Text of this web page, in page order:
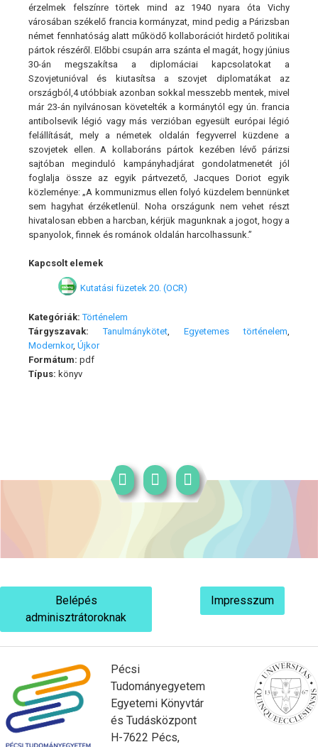
érzelmek felszínre törtek mind az 1940 nyara óta Vichy
városában székelő francia kormányzat, mind pedig a Párizsban
német fennhatóság alatt működő kollaborációt hirdető politikai
pártok részéről. Előbbi csupán arra szánta el magát, hogy június
30-án megszakítsa a diplomáciai kapcsolatokat a
Szovjetunióval és kiutasítsa a szovjet diplomatákat az
országból,4 utóbbiak azonban sokkal messzebb mentek, mivel
már 23-án nyilvánosan követelték a kormánytól egy ún. francia
antibolsevik légió vagy más verzióban egyesült európai légió
felállítását, mely a németek oldalán fegyverrel küzdene a
szovjetek ellen. A kollaboráns pártok kezében lévő párizsi
sajtóban meginduló kampányhadjárat gondolatmenetét jól
foglalja össze az egyik pártvezető, Jacques Doriot egyik
közleménye: „A kommunizmus ellen folyó küzdelem bennünket
sem hagyhat érzéketlenül. Noha országunk nem vehet részt
hivatalosan ebben a harcban, kérjük magunknak a jogot, hogy a
spanyolok, finnek és románok oldalán harcolhassunk.”
Kapcsolt elemek
Kutatási füzetek 20. (OCR)
Kategóriák: Történelem
Tárgyszavak:
Tanulmánykötet Egyetemes történelem
Modernkor, Újkor
Formátum: pdf
Típus: könyv
Belépés
adminisztrátoroknak
Impresszum
Pécsi
Tudományegyetem
Egyetemi Könyvtár
és Tudásközpont
H-7622 Pécs,